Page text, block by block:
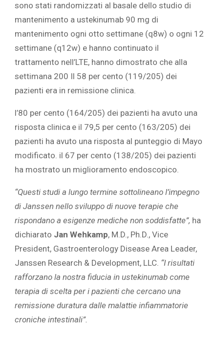
sono stati randomizzati al basale dello studio di
mantenimento a ustekinumab 90 mg di
mantenimento ogni otto settimane (q8w) o ogni 12
settimane (q12w) e hanno continuato il
trattamento nell’LTE, hanno dimostrato che alla
settimana 200 Il 58 per cento (119/205) dei
pazienti era in remissione clinica.
l’80 per cento (164/205) dei pazienti ha avuto una
risposta clinica e il 79,5 per cento (163/205) dei
pazienti ha avuto una risposta al punteggio di Mayo
modificato. il 67 per cento (138/205) dei pazienti
ha mostrato un miglioramento endoscopico.
“Questi studi a lungo termine sottolineano l’impegno
di Janssen nello sviluppo di nuove terapie che
rispondano a esigenze mediche non soddisfatte”, ha
dichiarato Jan Wehkamp, M.D., Ph.D., Vice
President, Gastroenterology Disease Area Leader,
Janssen Research & Development, LLC. “I risultati
rafforzano la nostra fiducia in ustekinumab come
terapia di scelta per i pazienti che cercano una
remissione duratura dalle malattie infiammatorie
croniche intestinali”.